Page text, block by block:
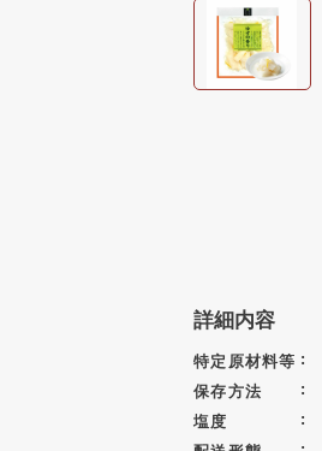
詳細内容
特定原材料等
保存方法
塩度